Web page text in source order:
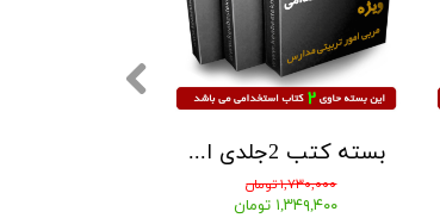
بسته کتب 2جلدی استخدامی مشاغل کیفیت بخشی آموزش و پروش مربی امور تربیتی1405 نشر آراه
۱,۷۳۰,۰۰۰ تومان
۱,۳۴۹,۴۰۰ تومان